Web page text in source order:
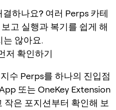
결하나요? 여러 Perps 카테
고 실행과 복기를 쉽게 해
는 않아요.
저 확인하기
수 Perps를 하나의 진입점
또는 OneKey Extension
작은 포지션부터 확인해 보